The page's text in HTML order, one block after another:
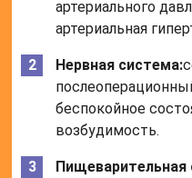
артериального
артериальная
Нервная система:
беспокойное
возбудимость.
Пищеварительная